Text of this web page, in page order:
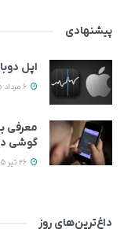
پیشنهادی
اپل
معرفی
گوشی در
داغ‌ترین‌های روز